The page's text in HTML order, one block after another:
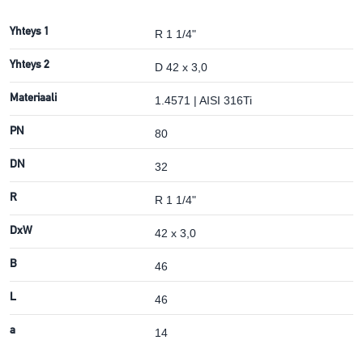
Yhteys 1 R 1 1/4"
Yhteys 2 D 42 x 3,0
Materiaali 1.4571 | AISI 316Ti
PN 80
DN 32
R R 1 1/4"
DxW 42 x 3,0
B 46
L 46
a 14